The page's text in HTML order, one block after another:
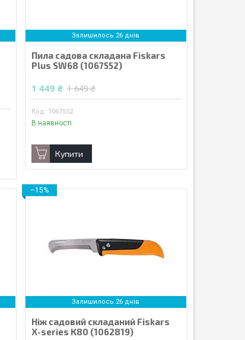
Залишилось 26 днів
Пила садова складана Fiskars
Plus SW68 (1067552)
1 449 ₴ 1 649 ₴
1067552
В наявності
Купити
–15%
Залишилось 26 днів
Ніж садовий складаний Fiskars
X-series K80 (1062819)